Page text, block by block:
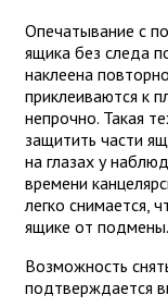
Опечатывание с
ящика без следа
наклеена
приклеиваются к
непрочно. Такая
защитить части
на глазах у
времени
легко снимается,
ящике от подмены.
Возможность
подтверждается